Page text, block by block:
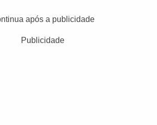
após a publicidade
Publicidade